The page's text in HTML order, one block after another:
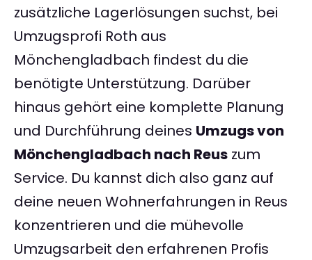
zusätzliche Lagerlösungen suchst, bei
Umzugsprofi Roth aus
Mönchengladbach findest du die
benötigte Unterstützung. Darüber
hinaus gehört eine komplette Planung
und Durchführung deines Umzugs von
Mönchengladbach nach Reus zum
Service. Du kannst dich also ganz auf
deine neuen Wohnerfahrungen in Reus
konzentrieren und die mühevolle
Umzugsarbeit den erfahrenen Profis